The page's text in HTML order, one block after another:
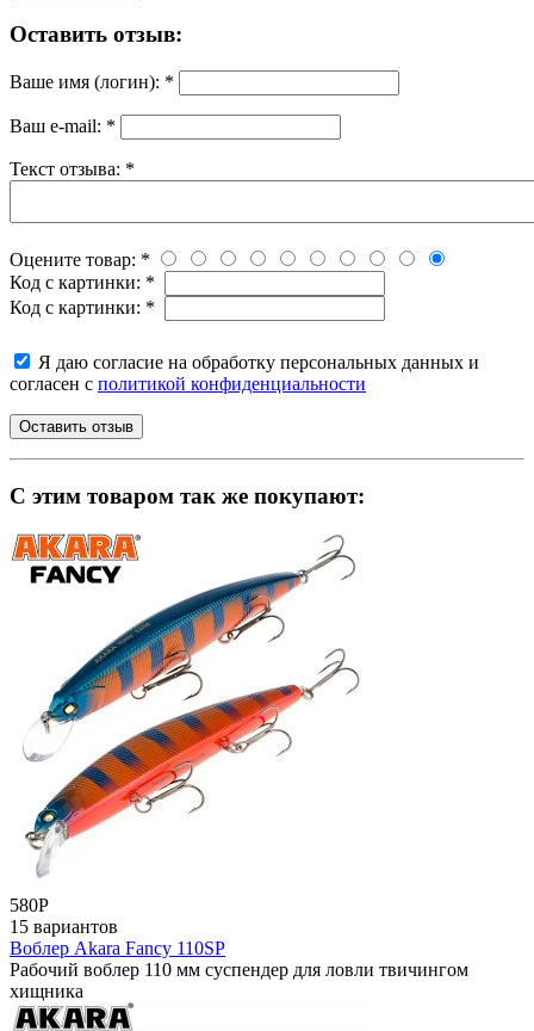
Оставить отзыв:
Ваше имя (логин): *
Ваш e-mail: *
Текст отзыва: *
Оцените товар: *
Код с картинки: *
Код с картинки: *
Я даю согласие на обработку персональных данных и
согласен с политикой конфиденциальности
C этим товаром так же покупают:
580Р
15 вариантов
Воблер Akara Fancy 110SP
Рабочий воблер 110 мм суспендер для ловли твичингом
хищника